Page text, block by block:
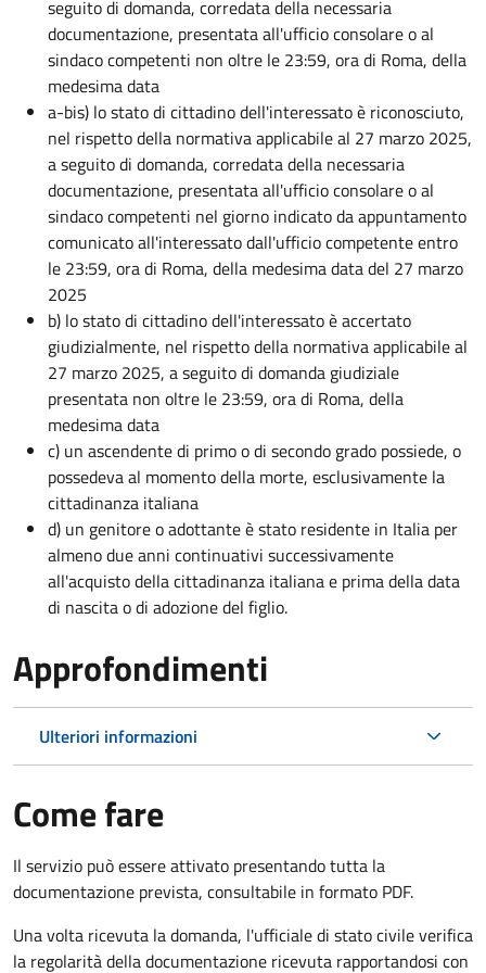
seguito di domanda, corredata della necessaria
documentazione, presentata all'ufficio consolare o al
sindaco competenti non oltre le 23:59, ora di Roma, della
medesima data
a-bis) lo stato di cittadino dell'interessato è riconosciuto,
nel rispetto della normativa applicabile al 27 marzo 2025,
a seguito di domanda, corredata della necessaria
documentazione, presentata all'ufficio consolare o al
sindaco competenti nel giorno indicato da appuntamento
comunicato all'interessato dall'ufficio competente entro
le 23:59, ora di Roma, della medesima data del 27 marzo
2025
b) lo stato di cittadino dell'interessato è accertato
giudizialmente, nel rispetto della normativa applicabile al
27 marzo 2025, a seguito di domanda giudiziale
presentata non oltre le 23:59, ora di Roma, della
medesima data
c) un ascendente di primo o di secondo grado possiede, o
possedeva al momento della morte, esclusivamente la
cittadinanza italiana
d) un genitore o adottante è stato residente in Italia per
almeno due anni continuativi successivamente
all'acquisto della cittadinanza italiana e prima della data
di nascita o di adozione del figlio.
Approfondimenti
Ulteriori informazioni
Come fare
Il servizio può essere attivato presentando tutta la
documentazione prevista, consultabile in formato PDF.
Una volta ricevuta la domanda, l'ufficiale di stato civile verifica
la regolarità della documentazione ricevuta rapportandosi con